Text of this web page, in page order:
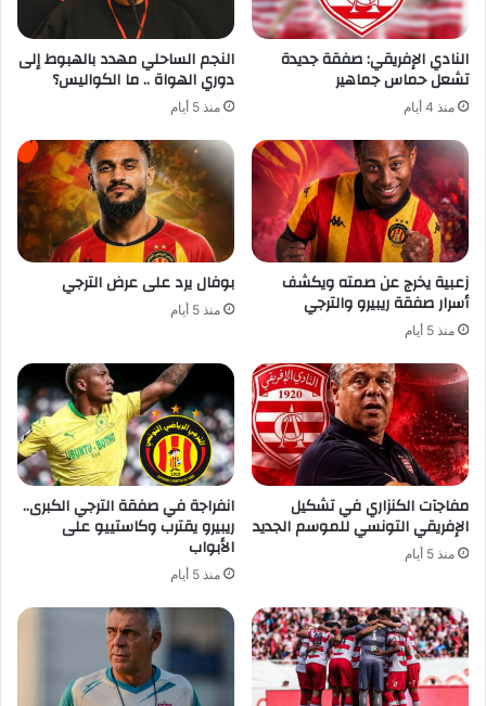
النادي الإفريقي: صفقة جديدة
تشعل حماس جماهير
منذ 4 أيام
النجم الساحلي مهدد بالهبوط إلى
دوري الهواة .. ما الكواليس؟
منذ 5 أيام
زعبية يخرج عن صمته ويكشف
أسرار صفقة ريبيرو والترجي
منذ 5 أيام
بوفال يرد على عرض الترجي
منذ 5 أيام
مفاجآت الكنزاري في تشكيل
الإفريقي التونسي للموسم الجديد
منذ 5 أيام
انفراجة في صفقة الترجي الكبرى..
ريبيرو يقترب وكاستييو على
الأبواب
منذ 5 أيام